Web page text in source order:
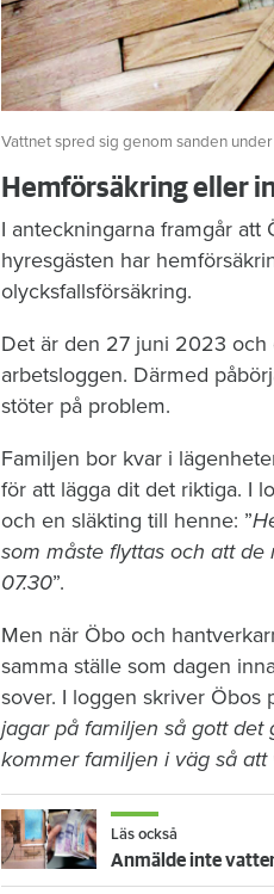
Vattnet spred sig genom sanden
Hemförsäkring eller
I anteckningarna framgår
hyresgästen har
olycksfallsförsäkring.
Det är den 27 juni 2023 och
arbetsloggen. Därmed
stöter på problem.
Familjen bor kvar i
för att lägga dit det riktiga. I
och en släkting till henne: ”
som måste flyttas och att
07.30”.
Men när Öbo och
samma ställe som dagen
sover. I loggen skriver Öbos
jagar på familjen så gott det
kommer familjen i väg så
Läs också
Anmälde inte